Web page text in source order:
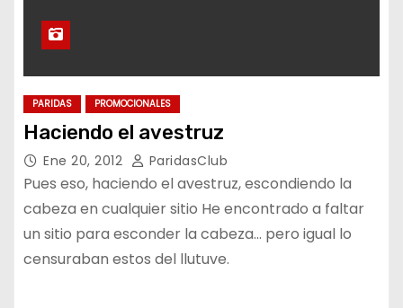
PARIDAS PROMOCIONALES
Haciendo el avestruz
Ene 20, 2012 ParidasClub
Pues eso, haciendo el avestruz, escondiendo la
cabeza en cualquier sitio He encontrado a faltar
un sitio para esconder la cabeza… pero igual lo
censuraban estos del llutuve.